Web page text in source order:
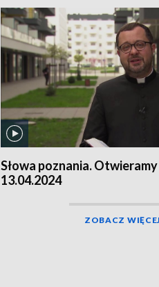
Słowa poznania.
13.04.2024
ZOBACZ WIĘCEJ